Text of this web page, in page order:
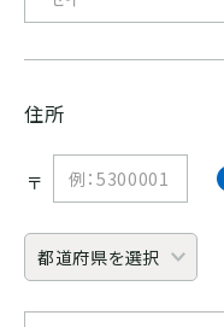
住所
〒
ホンジュラス
SOUTH AMERICA
ブラジル
コロンビア